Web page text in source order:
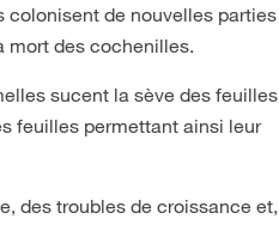
colonisent de nouvelles parties
mort des cochenilles.
sucent la sève des feuilles
feuilles permettant ainsi leur
des troubles de croissance et,